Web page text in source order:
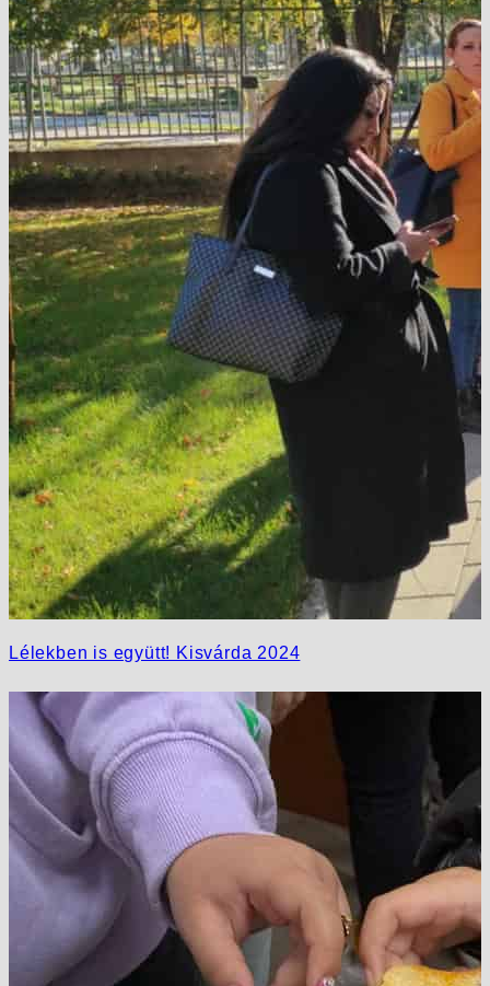
Lélekben is együtt! Kisvárda 2024